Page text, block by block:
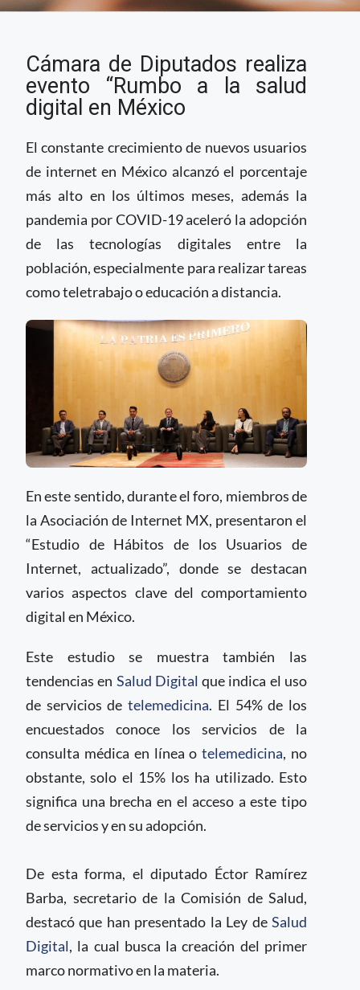
realiza evento
“Rumbo a la salud
digital en México”
Cámara de Diputados realiza
evento “Rumbo a la salud
digital en México
El constante crecimiento de nuevos usuarios
de internet en México alcanzó el porcentaje
más alto en los últimos meses, además la
pandemia por COVID-19 aceleró la adopción
de las tecnologías digitales entre la
población, especialmente para realizar tareas
como teletrabajo o educación a distancia.
En este sentido, durante el foro, miembros de
la Asociación de Internet MX, presentaron el
“Estudio de Hábitos de los Usuarios de
Internet, actualizado”, donde se destacan
varios aspectos clave del comportamiento
digital en México.
Este estudio se muestra también las
tendencias en Salud Digital que indica el uso
de servicios detelemedicina. El 54% de los
encuestados conoce los servicios de la
consulta médica en línea otelemedicina, no
obstante, solo el 15% los ha utilizado. Esto
significa una brecha en el acceso a este tipo
de servicios y en su adopción.
De esta forma, el diputado Éctor Ramírez
Barba, secretario de la Comisión de Salud,
destacó que han presentado la Ley de Salud
Digital, la cual busca la creación del primer
marco normativo en la materia.